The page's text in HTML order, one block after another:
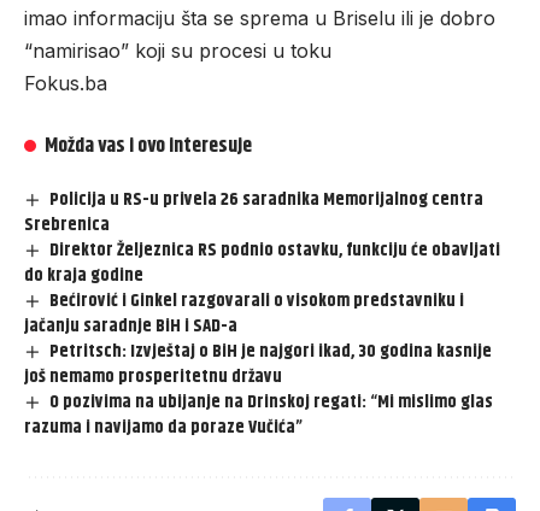
imao informaciju šta se sprema u Briselu ili je dobro
“namirisao” koji su procesi u toku
Fokus.ba
Možda vas i ovo interesuje
Policija u RS-u privela 26 saradnika Memorijalnog centra
Srebrenica
Direktor Željeznica RS podnio ostavku, funkciju će obavljati
do kraja godine
Bećirović i Ginkel razgovarali o visokom predstavniku i
jačanju saradnje BiH i SAD-a
Petritsch: Izvještaj o BiH je najgori ikad, 30 godina kasnije
još nemamo prosperitetnu državu
O pozivima na ubijanje na Drinskoj regati: “Mi mislimo glas
razuma i navijamo da poraze Vučića”